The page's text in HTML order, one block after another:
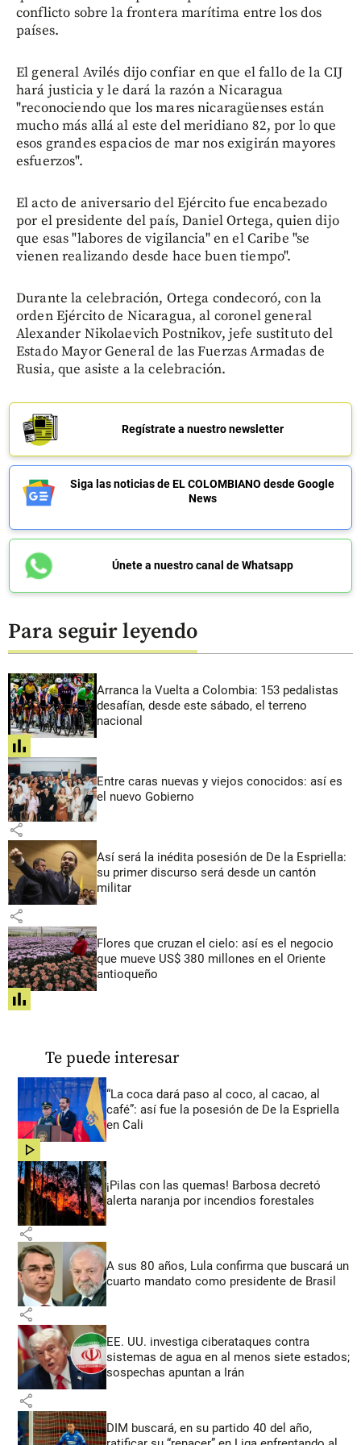
conflicto sobre la frontera marítima entre los dos
países.
El general Avilés dijo confiar en que el fallo de la CIJ
hará justicia y le dará la razón a Nicaragua
"reconociendo que los mares nicaragüenses están
mucho más allá al este del meridiano 82, por lo que
esos grandes espacios de mar nos exigirán mayores
esfuerzos".
El acto de aniversario del Ejército fue encabezado
por el presidente del país, Daniel Ortega, quien dijo
que esas "labores de vigilancia" en el Caribe "se
vienen realizando desde hace buen tiempo".
Durante la celebración, Ortega condecoró, con la
orden Ejército de Nicaragua, al coronel general
Alexander Nikolaevich Postnikov, jefe sustituto del
Estado Mayor General de las Fuerzas Armadas de
Rusia, que asiste a la celebración.
Regístrate a nuestro newsletter
Siga las noticias de EL COLOMBIANO desde Google
News
Únete a nuestro canal de Whatsapp
Para seguir leyendo
Arranca la Vuelta a Colombia: 153 pedalistas
desafían, desde este sábado, el terreno
nacional
share
Entre caras nuevas y viejos conocidos: así es
el nuevo Gobierno
share
Así será la inédita posesión de De la Espriella:
su primer discurso será desde un cantón
militar
share
Flores que cruzan el cielo: así es el negocio
que mueve US$ 380 millones en el Oriente
antioqueño
share
Te puede interesar
“La coca dará paso al coco, al cacao, al
café”: así fue la posesión de De la Espriella
en Cali
share
¡Pilas con las quemas! Barbosa decretó
alerta naranja por incendios forestales
share
A sus 80 años, Lula confirma que buscará un
cuarto mandato como presidente de Brasil
share
EE. UU. investiga ciberataques contra
sistemas de agua en al menos siete estados;
sospechas apuntan a Irán
share
DIM buscará, en su partido 40 del año,